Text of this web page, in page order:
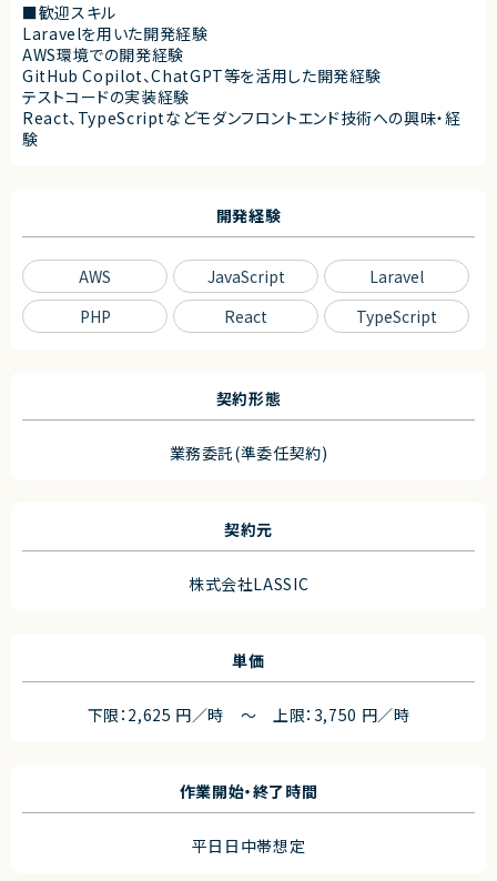
■歓迎スキル
Laravelを用いた開発経験
AWS環境での開発経験
GitHub Copilot、ChatGPT等を活用した開発経験
テストコードの実装経験
React、TypeScriptなどモダンフロントエンド技術への興味・経
験
開発経験
AWS JavaScript
Laravel
PHP
React TypeScript
契約形態
業務委託(準委任契約)
契約元
株式会社LASSIC
単価
下限：2,625 円／時 ～ 上限：3,750 円／時
作業開始・終了時間
平日日中帯想定